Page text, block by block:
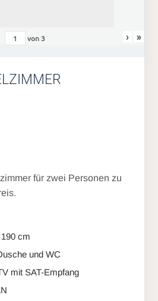
von3 › »
für zwei Personen zu
cm
und WC
mit SAT-Empfang